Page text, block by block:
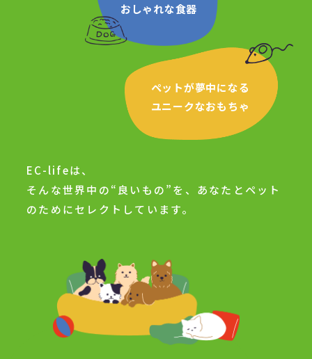
おしゃれな食器
ペットが夢中になる
ユニークなおもちゃ
EC-lifeは、
そんな世界中の“良いもの”を、あなたとペット
のためにセレクトしています。